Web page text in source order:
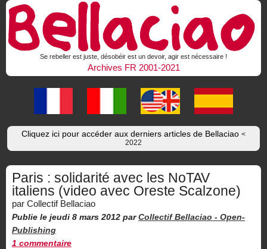
Se rebeller est juste, désobéir est un devoir, agir est nécessaire !
Archives FR 2001-2021
Cliquez ici pour accéder aux derniers articles de Bellaciao <
2022
Paris : solidarité avec les NoTAV
italiens (video avec Oreste Scalzone)
par Collectif Bellaciao
Publie le jeudi 8 mars 2012 par Collectif Bellaciao - Open-
Publishing
1 commentaire